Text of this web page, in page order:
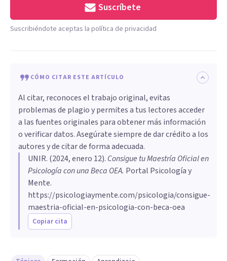
Suscríbete
Suscribiéndote aceptas la política de privacidad
CÓMO CITAR ESTE ARTÍCULO
Al citar, reconoces el trabajo original, evitas
problemas de plagio y permites a tus lectores acceder
a las fuentes originales para obtener más información
o verificar datos. Asegúrate siempre de dar crédito a los
autores y de citar de forma adecuada.
UNIR. (2024, enero 12). Consigue tu Maestría Oficial en
Psicología con una Beca OEA. Portal Psicología y
Mente.
https://psicologiaymente.com/psicologia/consigue-
maestria-oficial-en-psicologia-con-beca-oea
Copiar cita